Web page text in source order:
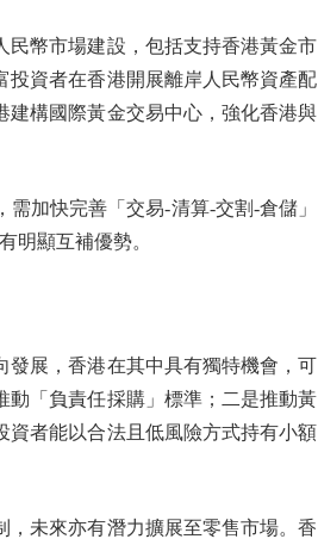
幣市場建設，包括支持香港黃金市
投資者在香港開展離岸人民幣資產配
建構國際黃金交易中心，強化香港與
加快完善「交易-清算-交割-倉儲」
明顯互補優勢。
展，香港在其中具有獨特機會，可
動「負責任採購」標準；二是推動黃
資者能以合法且低風險方式持有小額
未來亦有潛力擴展至零售市場。香